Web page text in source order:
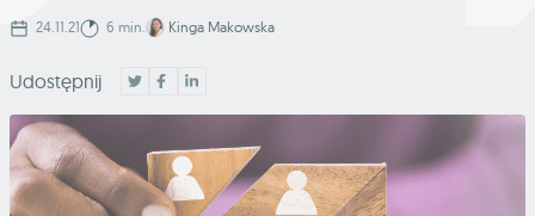
24.11.21 6 min. Kinga Makowska
Udostępnij